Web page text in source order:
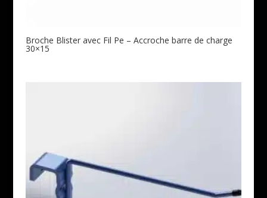
Broche Blister avec Fil Pe – Accroche barre de charge
30×15